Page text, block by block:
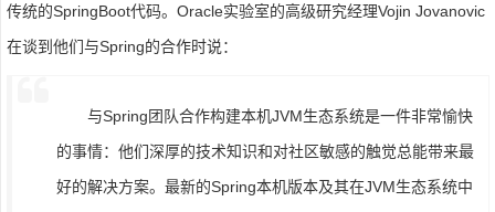
传统的SpringBoot代码。Oracle实验室的高级研究经理Vojin Jovanovic
在谈到他们与Spring的合作时说：
与Spring团队合作构建本机JVM生态系统是一件非常愉快
的事情：他们深厚的技术知识和对社区敏感的触觉总能带来最
好的解决方案。最新的Spring本机版本及其在JVM生态系统中